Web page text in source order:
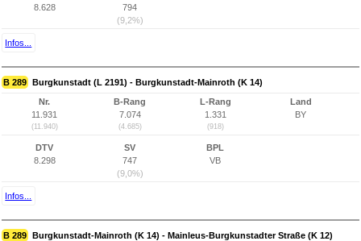
8.628
794
(9,2%)
Infos...
B 289 Burgkunstadt (L 2191) - Burgkunstadt-Mainroth (K 14)
Nr.
11.931
(11.940)
B-Rang
7.074
(4.685)
L-Rang
1.331
(918)
Land
BY
DTV
8.298
SV
747
(9,0%)
BPL
VB
Infos...
B 289 Burgkunstadt-Mainroth (K 14) - Mainleus-Burgkunstadter Straße (K 12)